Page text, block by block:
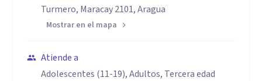
Turmero, Maracay 2101, Aragua
Mostrar en el mapa
Atiende a
Adolescentes (11-19), Adultos, Tercera edad